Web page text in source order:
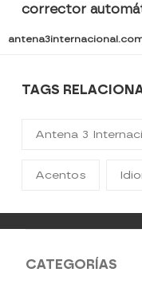
corrector
TAGS
Antena 3
Acentos
CATEGORÍAS